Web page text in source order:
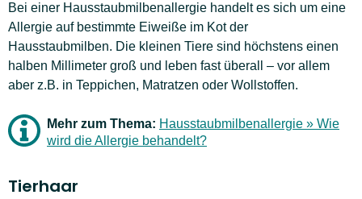
Bei einer Hausstaubmilbenallergie handelt es sich um eine
Allergie auf bestimmte Eiweiße im Kot der
Hausstaubmilben. Die kleinen Tiere sind höchstens einen
halben Millimeter groß und leben fast überall – vor allem
aber z.B. in Teppichen, Matratzen oder Wollstoffen.
Mehr zum Thema: Hausstaubmilbenallergie » Wie
wird die Allergie behandelt?
Tierhaar